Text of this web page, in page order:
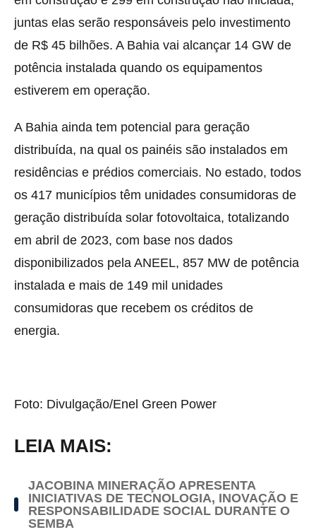
juntas elas serão responsáveis pelo investimento
de R$ 45 bilhões. A Bahia vai alcançar 14 GW de
potência instalada quando os equipamentos
estiverem em operação.
A Bahia ainda tem potencial para geração
distribuída, na qual os painéis são instalados em
residências e prédios comerciais. No estado, todos
os 417 municípios têm unidades consumidoras de
geração distribuída solar fotovoltaica, totalizando
em abril de 2023, com base nos dados
disponibilizados pela ANEEL, 857 MW de potência
instalada e mais de 149 mil unidades
consumidoras que recebem os créditos de
energia.
Foto: Divulgação/Enel Green Power
LEIA MAIS:
JACOBINA MINERAÇÃO APRESENTA
INICIATIVAS DE TECNOLOGIA, INOVAÇÃO E
RESPONSABILIDADE SOCIAL DURANTE O
SEMBA